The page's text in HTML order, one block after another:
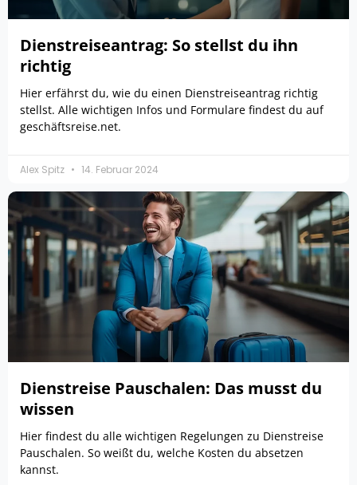
Dienstreiseantrag: So stellst du ihn
richtig
Hier erfährst du, wie du einen Dienstreiseantrag richtig
stellst. Alle wichtigen Infos und Formulare findest du auf
geschäftsreise.net.
Alex Spitz 14. Februar 2024
Dienstreise Pauschalen: Das musst du
wissen
Hier findest du alle wichtigen Regelungen zu Dienstreise
Pauschalen. So weißt du, welche Kosten du absetzen
kannst.